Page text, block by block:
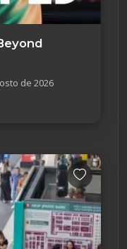
de 2026